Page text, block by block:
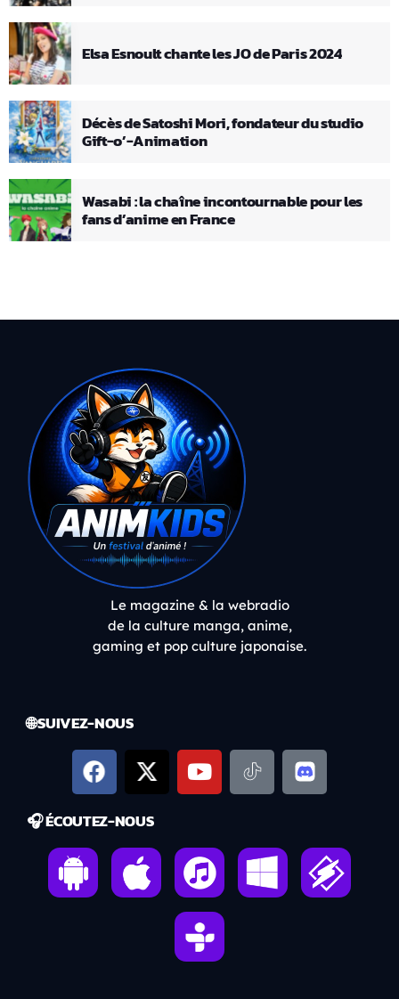
Elsa Esnoult chante les JO de Paris 2024
Décès de Satoshi Mori, fondateur du studio
Gift-o’-Animation
Wasabi : la chaîne incontournable pour les
fans d’anime en France
Le magazine & la webradio
de la culture manga, anime,
gaming et pop culture japonaise.
🌐 SUIVEZ-NOUS
🎧 ÉCOUTEZ-NOUS